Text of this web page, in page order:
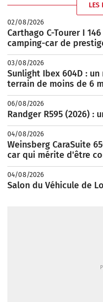
LES
02/08/2026
Carthago C-Tourer I
camping-car de
03/08/2026
Sunlight Ibex 604D :
terrain de moins de 6
06/08/2026
Randger R595 (2026) :
04/08/2026
Weinsberg CaraSuite
car qui mérite d'être
04/08/2026
Salon du Véhicule de